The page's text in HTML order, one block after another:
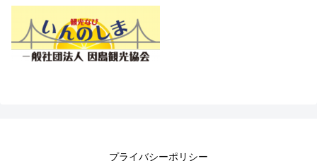
プライバシーポリシー